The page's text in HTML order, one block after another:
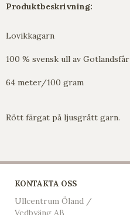
Produktbeskrivning:
Lovikkagarn
100 % svensk ull av Gotlandsfår
64 meter/100 gram
Rött färgat på ljusgrått garn.
KONTAKTA OSS
Ullcentrum Öland /
Vedbyäng AB